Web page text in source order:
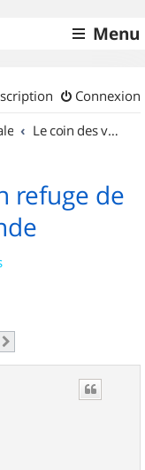
Menu
Connexion
Le coin des vidéastes
refuge de